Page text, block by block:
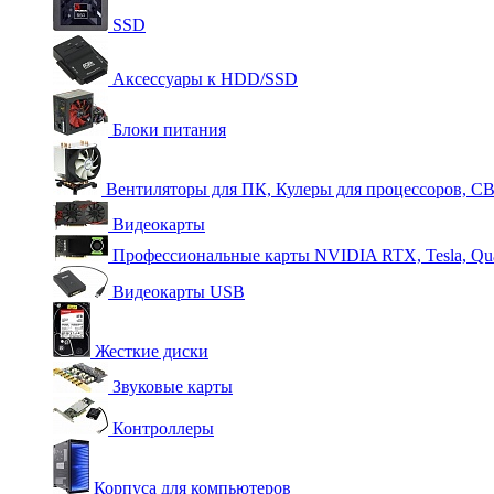
SSD
Аксессуары к HDD/SSD
Блоки питания
Вентиляторы для ПК, Кулеры для процессоров,
Видеокарты
Профессиональные карты NVIDIA RTX, Tesla,
Видеокарты USB
Жесткие диски
Звуковые карты
Контроллеры
Корпуса для компьютеров